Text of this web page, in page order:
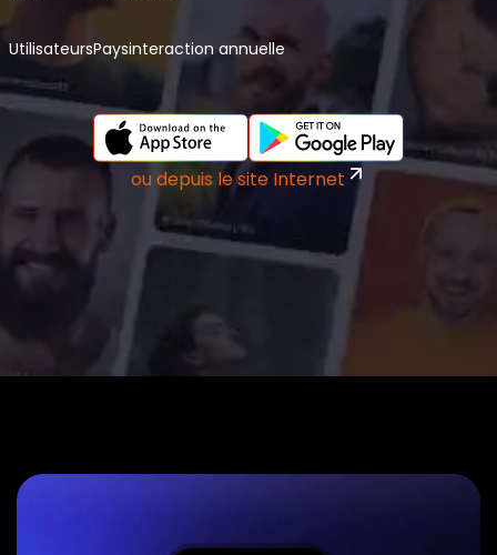
UtilisateursPaysinteraction annuelle
ou depuis le site Internet